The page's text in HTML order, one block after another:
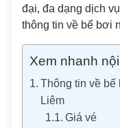
đại, đa dạng dịch
thông tin về bể bơi
Xem nhanh
Thông tin về
Liêm
Giá vé